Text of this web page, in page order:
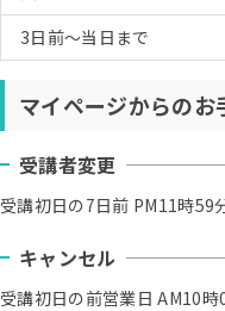
3日前〜当日まで
マイページからのお
受講者変更
受講初日の7日前 PM11時59
キャンセル
受講初日の前営業日 AM10時